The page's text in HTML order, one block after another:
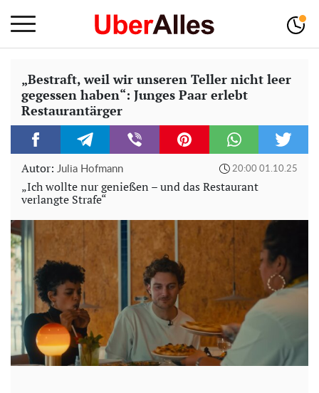
„Bestraft, weil wir unseren Teller nicht leer
gegessen haben“: Junges Paar erlebt
Restaurantärger
Autor: Julia Hofmann 20:00 01.10.25
„Ich wollte nur genießen – und das Restaurant
verlangte Strafe“